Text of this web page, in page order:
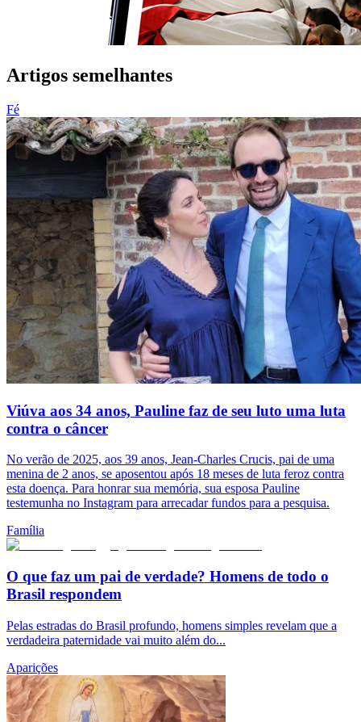
Artigos semelhantes
Fé
Viúva aos 34 anos, Pauline faz de seu luto uma luta
contra o câncer
No verão de 2025, aos 39 anos, Jean-Charles Crucis, pai de uma
menina de 2 anos, se aposentou após 18 meses de luta feroz contra
esta doença. Para honrar sua memória, sua esposa Pauline
testemunha no Instagram para arrecadar fundos para a pesquisa.
Família
O que faz um pai de verdade? Homens de todo o
Brasil respondem
Pelas estradas do Brasil profundo, homens simples revelam que a
verdadeira paternidade vai muito além do...
Aparições